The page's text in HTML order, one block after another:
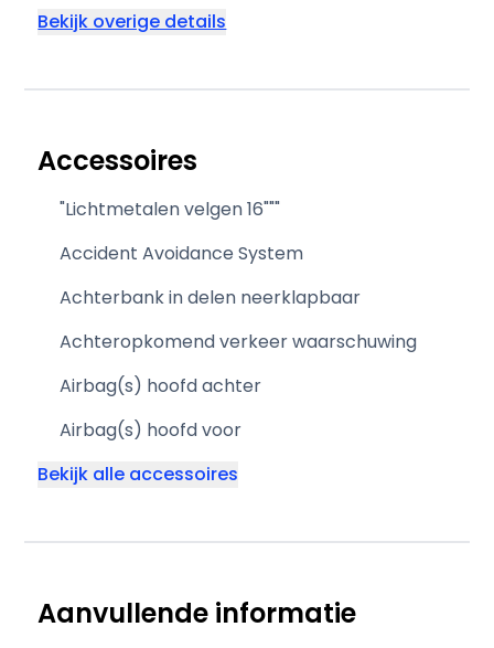
Bekijk overige details
Accessoires
"Lichtmetalen velgen 16"""
Accident Avoidance System
Achterbank in delen neerklapbaar
Achteropkomend verkeer waarschuwing
Airbag(s) hoofd achter
Airbag(s) hoofd voor
Bekijk alle accessoires
Aanvullende informatie